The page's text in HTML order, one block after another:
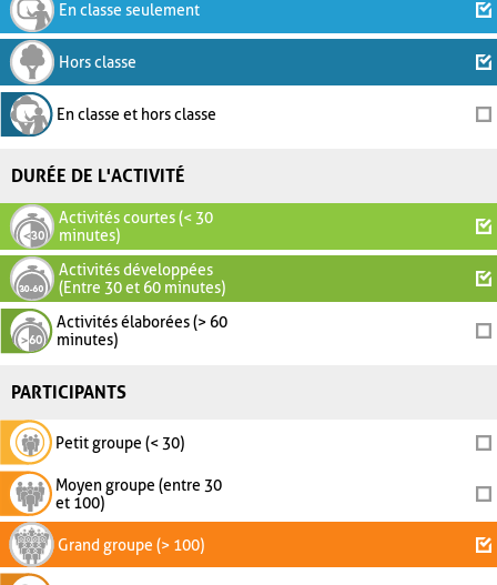
En classe seulement
Hors classe
En classe et hors classe
DURÉE DE L'ACTIVITÉ
Activités courtes (< 30
minutes)
Activités développées
(Entre 30 et 60 minutes)
Activités élaborées (> 60
minutes)
PARTICIPANTS
Petit groupe (< 30)
Moyen groupe (entre 30
et 100)
Grand groupe (> 100)